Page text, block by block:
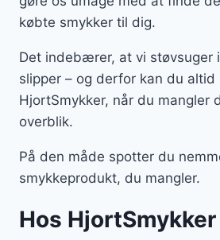
købte smykker til dig.
Det indebærer, at vi støvsuger
slipper – og derfor kan du altid
HjortSmykker, når du mangler
overblik.
På den måde spotter du
smykkeprodukt, du mangler.
Hos